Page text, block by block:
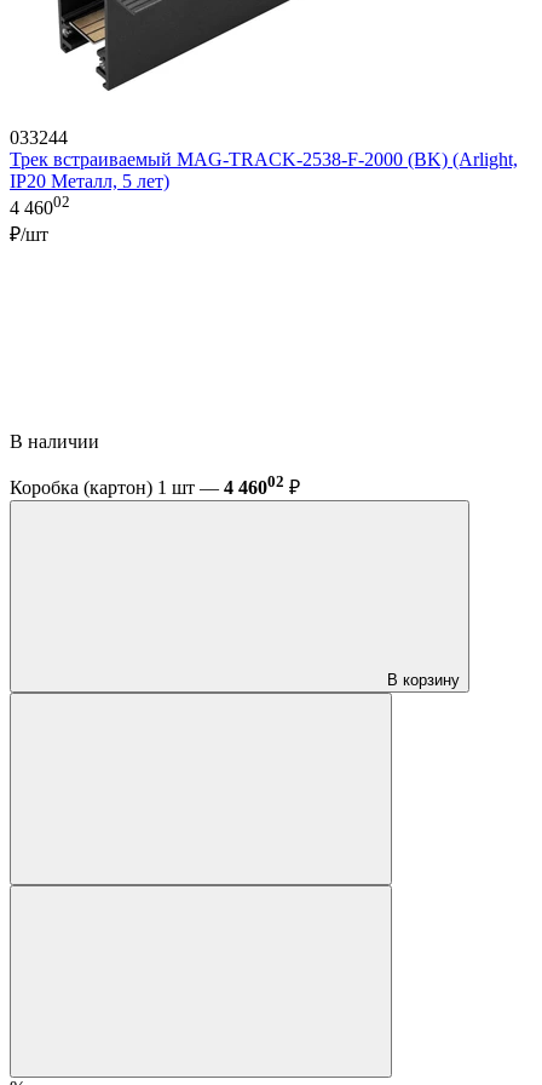
033244
Трек встраиваемый MAG-TRACK-2538-F-2000 (BK) (Arlight,
IP20 Металл, 5 лет)
4 46002
₽/шт
В наличии
Коробка (картон) 1 шт — 4 46002 ₽
В корзину